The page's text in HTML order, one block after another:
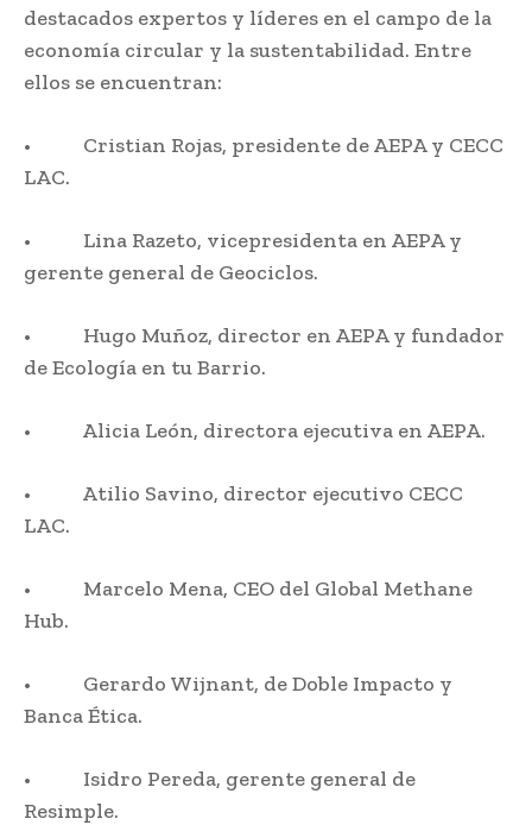
destacados expertos y líderes en el campo de la
economía circular y la sustentabilidad. Entre
ellos se encuentran:
• Cristian Rojas, presidente de AEPA y CECC
LAC.
• Lina Razeto, vicepresidenta en AEPA y
gerente general de Geociclos.
• Hugo Muñoz, director en AEPA y fundador
de Ecología en tu Barrio.
• Alicia León, directora ejecutiva en AEPA.
• Atilio Savino, director ejecutivo CECC
LAC.
• Marcelo Mena, CEO del Global Methane
Hub.
• Gerardo Wijnant, de Doble Impacto y
Banca Ética.
• Isidro Pereda, gerente general de
Resimple.